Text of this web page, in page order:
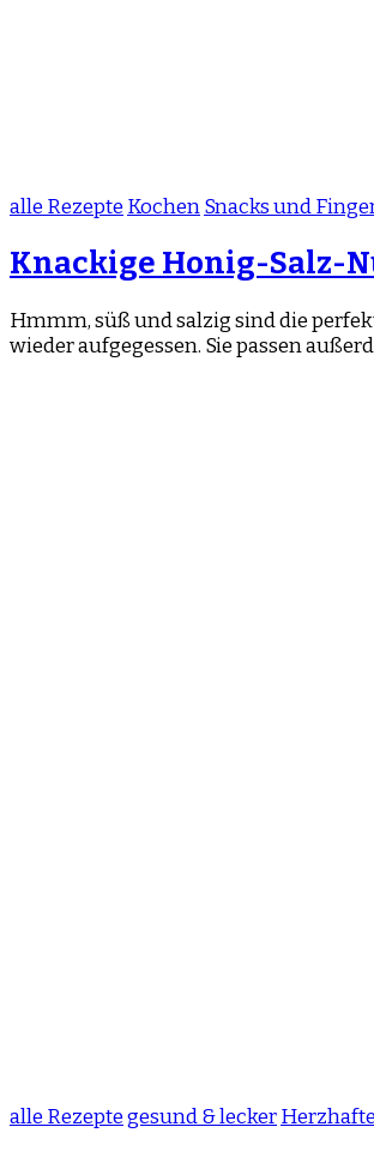
alle Rezepte KochenSnacks und
Knackige Honig-Salz-
Hmmm, süß und salzig sind die
wieder aufgegessen. Sie passen
alle Rezeptegesund & lecker